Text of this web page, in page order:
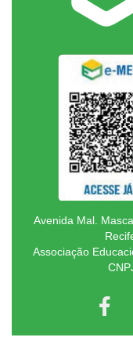
Avenida Mal.
Associação